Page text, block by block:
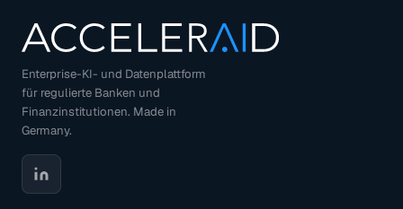
Enterprise-KI- und Datenplattform
für regulierte Banken und
Finanzinstitutionen. Made in
Germany.